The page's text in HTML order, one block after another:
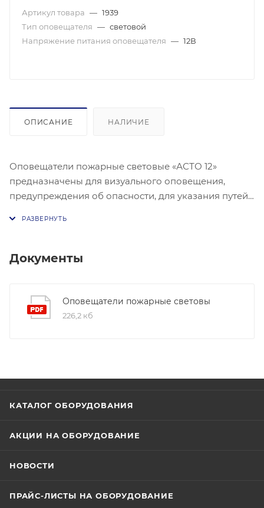
Артикул товара — 1939
Тип оповещателя — световой
Напряжение питания оповещателя — 12В
ОПИСАНИЕ НАЛИЧИЕ
Оповещатели пожарные световые «АСТО 12»
предназначены для визуального оповещения,
предупреждения об опасности, для указания путей
Документы
Оповещатели пожарные световы
226,2 кб
КАТАЛОГ ОБОРУДОВАНИЯ
АКЦИИ НА ОБОРУДОВАНИЕ
НОВОСТИ
ПРАЙС-ЛИСТЫ НА ОБОРУДОВАНИЕ